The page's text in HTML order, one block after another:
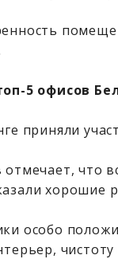
5 офисов
приняли
отмечает, что
хорошие
особо